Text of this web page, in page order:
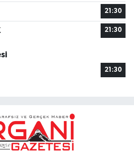
21:30
21:30
21:30